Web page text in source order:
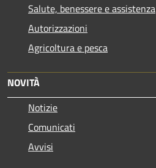
Salute, benessere e assistenza
Autorizzazioni
Agricoltura e pesca
NOVITÀ
Notizie
Comunicati
Avvisi